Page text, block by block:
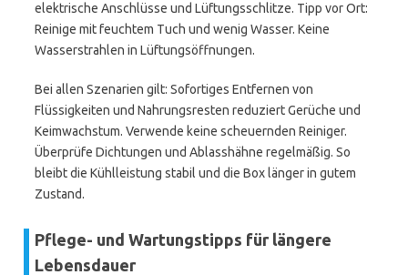
elektrische Anschlüsse und Lüftungsschlitze. Tipp vor Ort:
Reinige mit feuchtem Tuch und wenig Wasser. Keine
Wasserstrahlen in Lüftungsöffnungen.
Bei allen Szenarien gilt: Sofortiges Entfernen von
Flüssigkeiten und Nahrungsresten reduziert Gerüche und
Keimwachstum. Verwende keine scheuernden Reiniger.
Überprüfe Dichtungen und Ablasshähne regelmäßig. So
bleibt die Kühlleistung stabil und die Box länger in gutem
Zustand.
Pflege- und Wartungstipps für längere
Lebensdauer